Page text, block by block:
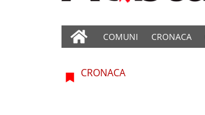
COMUNI CRONACA
CRONACA